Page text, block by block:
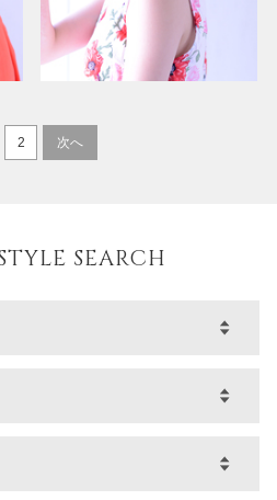
2 次へ
SEARCH